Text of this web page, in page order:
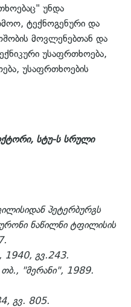
უნდა
ტექნოგენური და
მოვლენებთან და
უსაფრთხოება,
უსაფრთხოების
სტუ-ს სრული
პეტერბურგს
ნაწილნი ტფილისის
1940, გვ.243.
"მერანი", 1989.
გვ. 805.